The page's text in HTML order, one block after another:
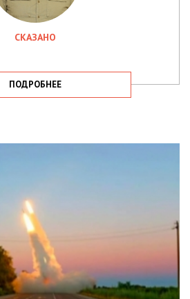
СКАЗАНО
ПОДРОБНЕЕ